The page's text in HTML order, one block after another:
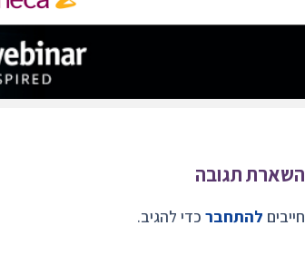
השארת תגובה
חייבים להתחבר כדי להגיב.